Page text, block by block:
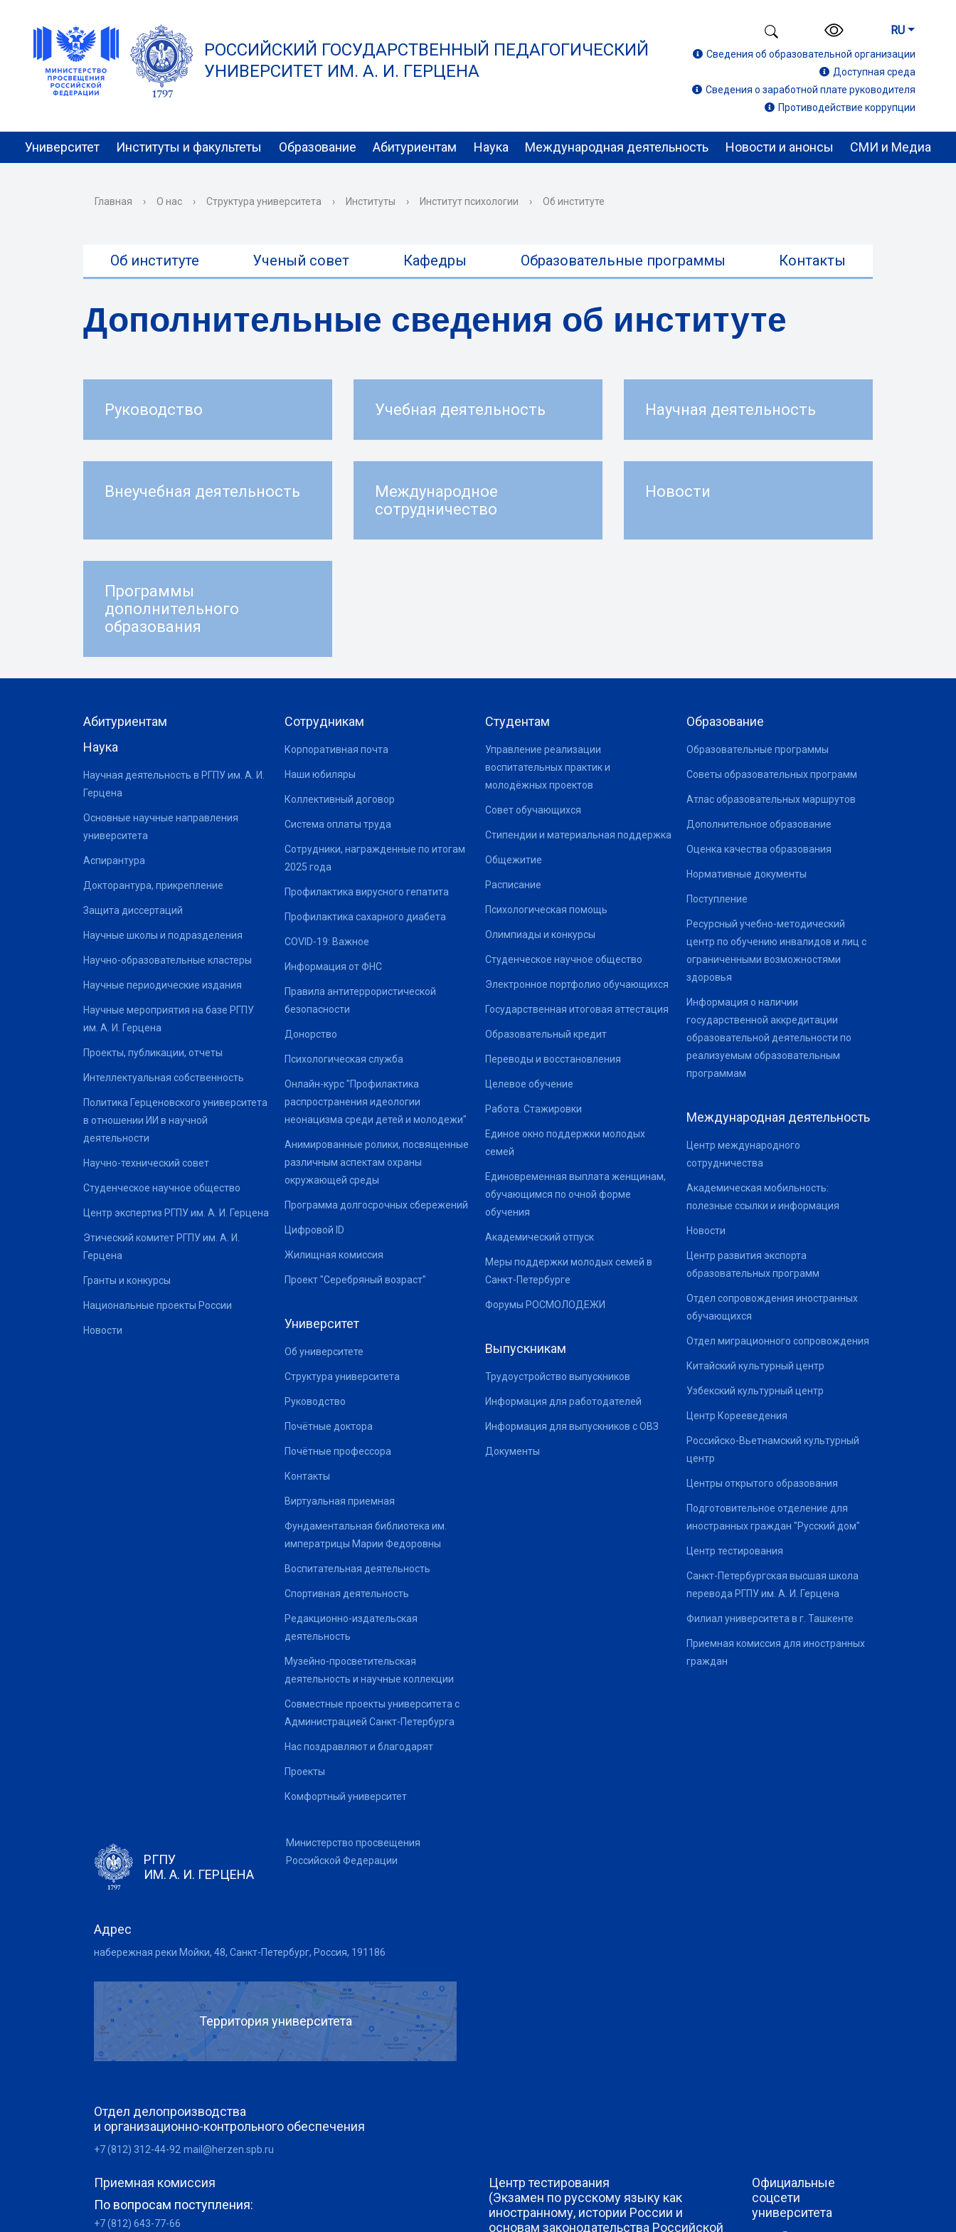
РОССИЙСКИЙ ГОСУДАРСТВЕННЫЙ ПЕДАГОГИЧЕСКИЙ
УНИВЕРСИТЕТ ИМ. А. И. ГЕРЦЕНА
RU
Сведения об образовательной организации
Доступная среда
Сведения о заработной плате руководителя
Противодействие коррупции
Университет Институты и факультеты Образование Абитуриентам Наука Международная деятельность Новости и анонсы СМИ и Медиа
Главная › О нас › Структура университета › Институты › Институт психологии › Об институте
Об институте Ученый совет Кафедры Образовательные программы Контакты
Дополнительные сведения об институте
Руководство Учебная деятельность Научная деятельность
Внеучебная деятельность
Международное
сотрудничество
Новости
Программы
дополнительного
образования
Абитуриентам
Наука
Научная деятельность в РГПУ им. А. И.
Герцена
Основные научные направления
университета
Аспирантура
Докторантура, прикрепление
Защита диссертаций
Научные школы и подразделения
Научно-образовательные кластеры
Научные периодические издания
Научные мероприятия на базе РГПУ
им. А. И. Герцена
Проекты, публикации, отчеты
Интеллектуальная собственность
Политика Герценовского университета
в отношении ИИ в научной
деятельности
Научно-технический совет
Студенческое научное общество
Центр экспертиз РГПУ им. А. И. Герцена
Этический комитет РГПУ им. А. И.
Герцена
Гранты и конкурсы
Национальные проекты России
Новости
Сотрудникам
Корпоративная почта
Наши юбиляры
Коллективный договор
Система оплаты труда
Сотрудники, награжденные по итогам
2025 года
Профилактика вирусного гепатита
Профилактика сахарного диабета
COVID-19: Важное
Информация от ФНС
Правила антитеррористической
безопасности
Донорство
Психологическая служба
Онлайн-курс "Профилактика
распространения идеологии
неонацизма среди детей и молодежи"
Анимированные ролики, посвященные
различным аспектам охраны
окружающей среды
Программа долгосрочных сбережений
Цифровой ID
Жилищная комиссия
Проект "Серебряный возраст"
Университет
Об университете
Структура университета
Руководство
Почётные доктора
Почётные профессора
Контакты
Виртуальная приемная
Фундаментальная библиотека им.
императрицы Марии Федоровны
Воспитательная деятельность
Спортивная деятельность
Редакционно-издательская
деятельность
Музейно-просветительская
деятельность и научные коллекции
Совместные проекты университета с
Администрацией Санкт-Петербурга
Нас поздравляют и благодарят
Проекты
Комфортный университет
Студентам
Управление реализации
воспитательных практик и
молодёжных проектов
Совет обучающихся
Стипендии и материальная поддержка
Общежитие
Расписание
Психологическая помощь
Олимпиады и конкурсы
Студенческое научное общество
Электронное портфолио обучающихся
Государственная итоговая аттестация
Образовательный кредит
Переводы и восстановления
Целевое обучение
Работа. Стажировки
Единое окно поддержки молодых
семей
Единовременная выплата женщинам,
обучающимся по очной форме
обучения
Академический отпуск
Меры поддержки молодых семей в
Санкт-Петербурге
Форумы РОСМОЛОДЕЖИ
Выпускникам
Трудоустройство выпускников
Информация для работодателей
Информация для выпускников с ОВЗ
Документы
Образование
Образовательные программы
Советы образовательных программ
Атлас образовательных маршрутов
Дополнительное образование
Оценка качества образования
Нормативные документы
Поступление
Ресурсный учебно-методический
центр по обучению инвалидов и лиц с
ограниченными возможностями
здоровья
Информация о наличии
государственной аккредитации
образовательной деятельности по
реализуемым образовательным
программам
Международная деятельность
Центр международного
сотрудничества
Академическая мобильность:
полезные ссылки и информация
Новости
Центр развития экспорта
образовательных программ
Отдел сопровождения иностранных
обучающихся
Отдел миграционного сопровождения
Китайский культурный центр
Узбекский культурный центр
Центр Корееведения
Российско-Вьетнамский культурный
центр
Центры открытого образования
Подготовительное отделение для
иностранных граждан "Русский дом"
Центр тестирования
Санкт-Петербургская высшая школа
перевода РГПУ им. А. И. Герцена
Филиал университета в г. Ташкенте
Приемная комиссия для иностранных
граждан
РГПУ
ИМ. А. И. ГЕРЦЕНА
Министерство просвещения
Российской Федерации
Адрес
набережная реки Мойки, 48, Санкт-Петербург, Россия, 191186
Территория университета
Отдел делопроизводства
и организационно-контрольного обеспечения
+7 (812) 312-44-92 mail@herzen.spb.ru
Приемная комиссия
По вопросам поступления:
+7 (812) 643-77-66
Центр тестирования
(Экзамен по русскому языку как
иностранному, истории России и
основам законодательства Российской
Официальные
соцсети
университета